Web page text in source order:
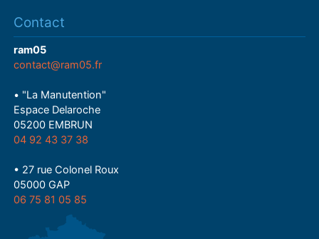
Contact
ram05
contact@ram05.fr
• "La Manutention"
Espace Delaroche
05200 EMBRUN
04 92 43 37 38
• 27 rue Colonel Roux
05000 GAP
06 75 81 05 85